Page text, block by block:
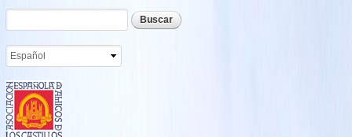
Pasar al
contenido
Formulario de búsqueda
Buscar